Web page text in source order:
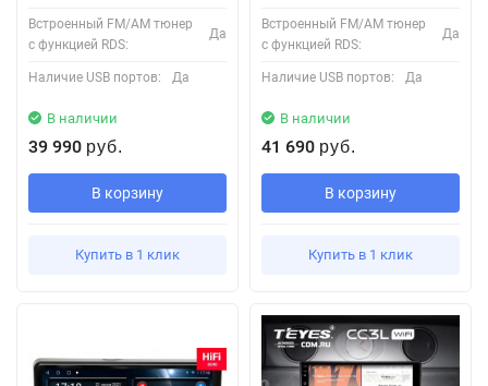
Встроенный FM/AM тюнер
с функцией RDS:
Да
Наличие USB портов: Да
В наличии
39 990 руб.
В корзину
Купить в 1 клик
Встроенный FM/AM тюнер
с функцией RDS:
Да
Наличие USB портов: Да
В наличии
41 690 руб.
В корзину
Купить в 1 клик